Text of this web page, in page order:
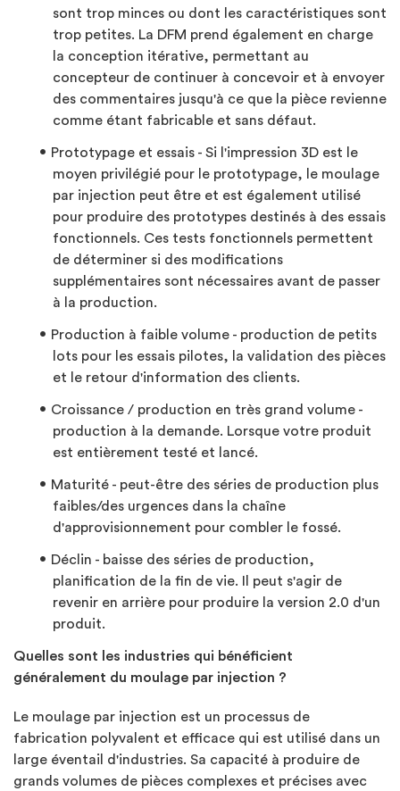
sont trop minces ou dont les caractéristiques sont
trop petites. La DFM prend également en charge
la conception itérative, permettant au
concepteur de continuer à concevoir et à envoyer
des commentaires jusqu'à ce que la pièce revienne
comme étant fabricable et sans défaut.
Prototypage et essais - Si l'impression 3D est le
moyen privilégié pour le prototypage, le moulage
par injection peut être et est également utilisé
pour produire des prototypes destinés à des essais
fonctionnels. Ces tests fonctionnels permettent
de déterminer si des modifications
supplémentaires sont nécessaires avant de passer
à la production.
Production à faible volume - production de petits
lots pour les essais pilotes, la validation des pièces
et le retour d'information des clients.
Croissance / production en très grand volume -
production à la demande. Lorsque votre produit
est entièrement testé et lancé.
Maturité - peut-être des séries de production plus
faibles/des urgences dans la chaîne
d'approvisionnement pour combler le fossé.
Déclin - baisse des séries de production,
planification de la fin de vie. Il peut s'agir de
revenir en arrière pour produire la version 2.0 d'un
produit.
Quelles sont les industries qui bénéficient
généralement du moulage par injection ?
Le moulage par injection est un processus de
fabrication polyvalent et efficace qui est utilisé dans un
large éventail d'industries. Sa capacité à produire de
grands volumes de pièces complexes et précises avec